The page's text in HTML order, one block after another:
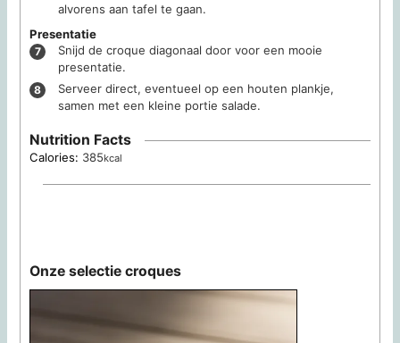
alvorens aan tafel te gaan.
Presentatie
Snijd de croque diagonaal door voor een mooie
presentatie.
Serveer direct, eventueel op een houten plankje,
samen met een kleine portie salade.
Nutrition Facts
Calories: 385kcal
Onze selectie croques